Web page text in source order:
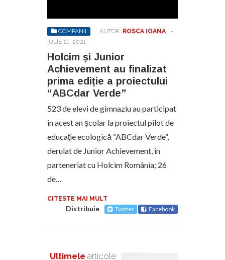
COMPANII AUTOR: ROSCA IOANA
-
IULIE 21, 2021
Holcim și Junior
Achievement au finalizat
prima ediție a proiectului
“ABCdar Verde”
523 de elevi de gimnaziu au participat
în acest an școlar la proiectul pilot de
educație ecologică “ABCdar Verde”,
derulat de Junior Achievement, în
parteneriat cu Holcim România; 26
de…
CITESTE MAI MULT
Distribuie Twitter Facebook
Ultimele articole